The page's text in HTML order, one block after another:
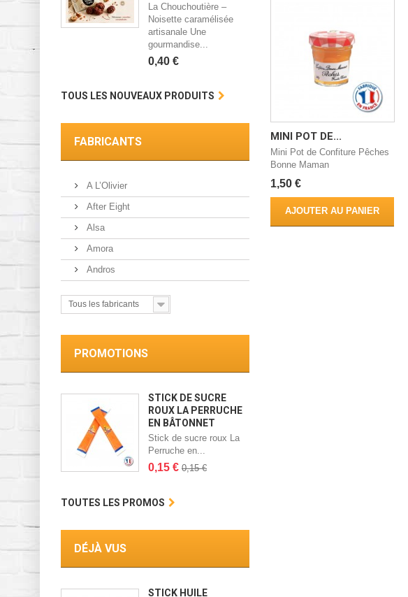
La Chouchoutière –
Noisette caramélisée
artisanale Une
gourmandise...
0,40 €
TOUS LES NOUVEAUX PRODUITS
FABRICANTS
A L’Olivier
After Eight
Alsa
Amora
Andros
Tous les fabricants
PROMOTIONS
STICK DE SUCRE
ROUX LA PERRUCHE
EN BÂTONNET
Stick de sucre roux La
Perruche en...
0,15 € 0,15 €
TOUTES LES PROMOS
DÉJÀ VUS
STICK HUILE
MINI POT DE...
Mini Pot de Confiture Pêches
Bonne Maman
1,50 €
AJOUTER AU PANIER